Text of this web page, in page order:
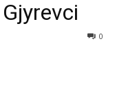
0